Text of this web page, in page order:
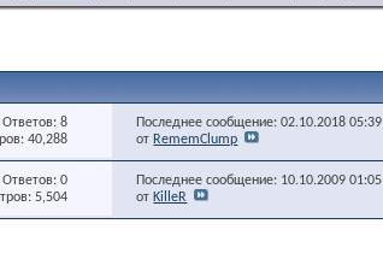
Ответов: 8
40,288
Последнее сообщение: 02.10.201805:39
отRememClump
Ответов: 0
5,504
Последнее сообщение: 10.10.200901:05
отKilleR